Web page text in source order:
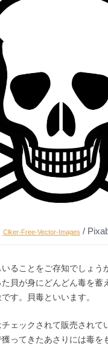
Clker-Free-Vector-Images /
ることをご存知でしょう
貝が身にどんどん毒を蓄
す。貝毒といいます。
ェックされて販売されて
ってきたあさりには毒を